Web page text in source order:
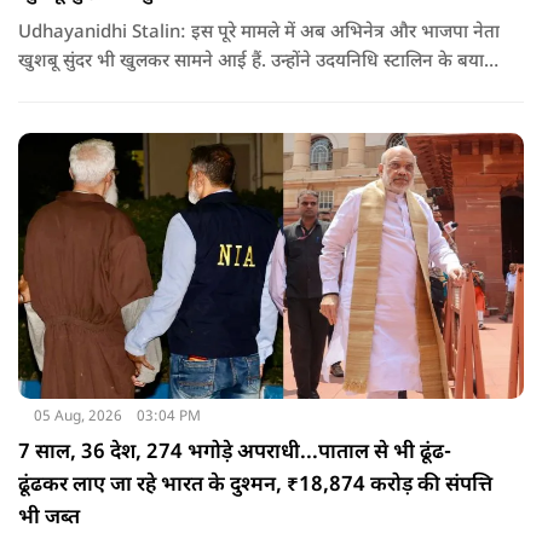
Udhayanidhi Stalin: इस पूरे मामले में अब अभिनेत्र और भाजपा नेता
खुशबू सुंदर भी खुलकर सामने आई हैं. उन्होंने उदयनिधि स्टालिन के बयान
नहीं है.
05 Aug, 2026 03:04 PM
7 साल, 36 देश, 274 भगोड़े अपराधी...पाताल से भी ढूंढ-
ढूंढकर लाए जा रहे भारत के दुश्मन, ₹18,874 करोड़ की संपत्ति
भी जब्त